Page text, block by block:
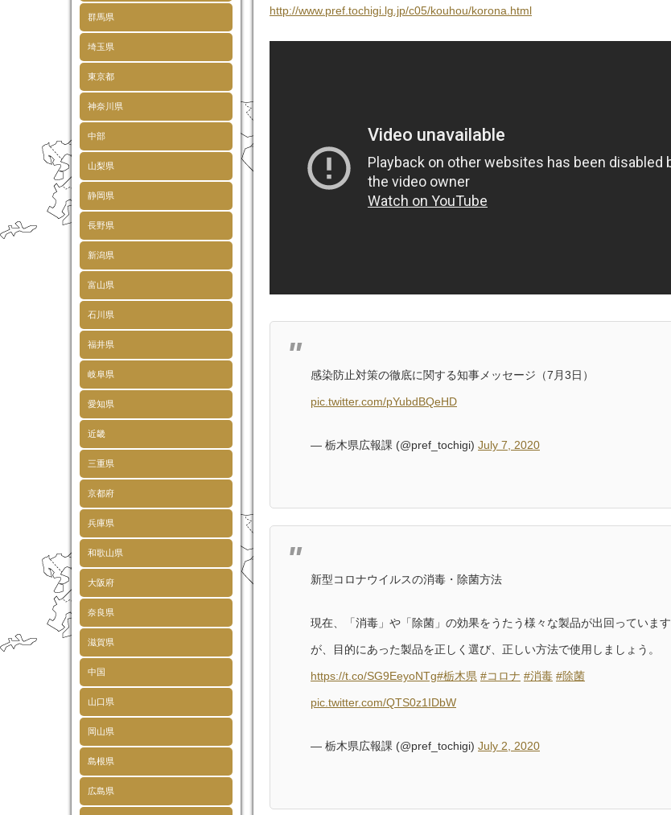
群馬県
埼玉県
東京都
神奈川県
中部
山梨県
静岡県
長野県
新潟県
富山県
石川県
福井県
岐阜県
愛知県
近畿
三重県
京都府
兵庫県
和歌山県
大阪府
奈良県
滋賀県
中国
山口県
岡山県
島根県
広島県
http://www.pref.tochigi.lg.jp/c05/kouhou/korona.html
感染防止対策の徹底に関する知事メッセージ（7月3日）
pic.twitter.com/pYubdBQeHD
— 栃木県広報課 (@pref_tochigi) July 7, 2020
新型コロナウイルスの消毒・除菌方法
現在、「消毒」や「除菌」の効果をうたう様々な製品が出回っています
が、目的にあった製品を正しく選び、正しい方法で使用しましょう。
https://t.co/SG9EeyoNTg#栃木県 #コロナ #消毒 #除菌
pic.twitter.com/QTS0z1IDbW
— 栃木県広報課 (@pref_tochigi) July 2, 2020